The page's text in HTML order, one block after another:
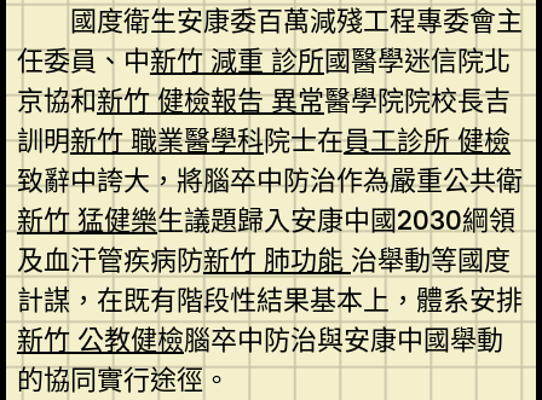
國度衛生安康委百萬減殘工程專委會主
任委員、中新竹 減重 診所國醫學迷信院北
京協和新竹 健檢報告 異常醫學院院校長吉
訓明新竹 職業醫學科院士在員工診所 健檢
致辭中誇大，將腦卒中防治作為嚴重公共衛
新竹 猛健樂生議題歸入安康中國2030綱領
及血汗管疾病防新竹 肺功能 治舉動等國度
計謀，在既有階段性結果基本上，體系安排
新竹 公教健檢腦卒中防治與安康中國舉動
的協同實行途徑。